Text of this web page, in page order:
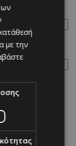
simmons
με την